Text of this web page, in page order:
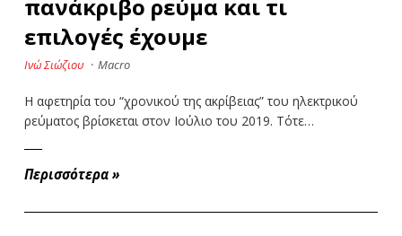
πανάκριβο ρεύμα και τι
επιλογές έχουμε
Ινώ Σιώζιου · Macro
Η αφετηρία του “χρονικού της ακρίβειας” του ηλεκτρικού
ρεύματος βρίσκεται στον Ιούλιο του 2019. Τότε…
Περισσότερα »